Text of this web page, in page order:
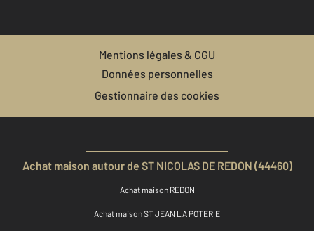
Mentions légales & CGU
Données personnelles
Gestionnaire des cookies
Achat maison autour de ST NICOLAS DE REDON (44460)
Achat maison REDON
Achat maison ST JEAN LA POTERIE